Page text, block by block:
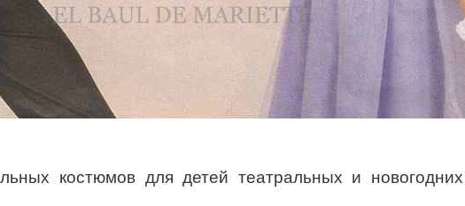
костюмов для детей театральных и